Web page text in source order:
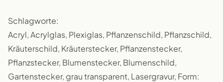
Schlagworte:
Acryl, Acrylglas, Plexiglas, Pflanzenschild, Pflanzschild,
Kräuterschild, Kräuterstecker, Pflanzenstecker,
Pflanzstecker, Blumenstecker, Blumenschild,
Gartenstecker, grau transparent, Lasergravur, Form: